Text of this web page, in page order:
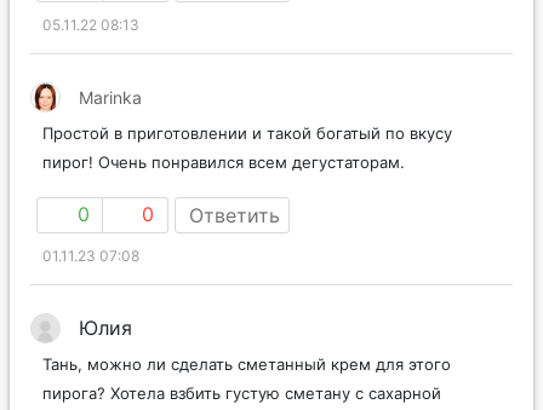
05.11.22 08:13
Marinka
Простой в приготовлении и такой богатый по вкусу
пирог! Очень понравился всем дегустаторам.
0 0 Ответить
01.11.23 07:08
Юлия
Тань, можно ли сделать сметанный крем для этого
пирога? Хотела взбить густую сметану с сахарной